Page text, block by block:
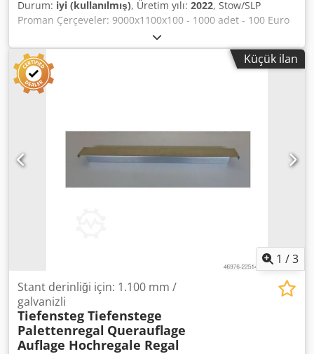
Durum: iyi (kullanılmış), Üretim yılı: 2022, Stow/SLP
Proman Çerçeveler: 9000x1100x100 - 1000 adet - 100 Euro
4500x1100x100 - 600 adet - 75 Euro 11000x1100x100 - 200
adet - 110 Euro Kirişler: 2700x90 mm (2100 kg taşıma
kapasitesi) - 3000 adet - 10 Euro 2700x80 mm (1650 kg
taşıma kapasitesi) - 3000 adet - 9 Euro 2700x130 mm (3000
kg taşıma kapasitesi) - 8744 adet - 13 Euro 3600x160 mm
Küçük ilan
1 /3
Stant derinliği için: 1.100 mm /
galvanizli
Tiefensteg Tiefenstege
Palettenregal Querauflage
Auflage Hochregale Regal